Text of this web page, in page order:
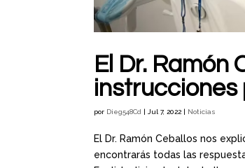
El Dr. Ramón
instrucciones
por Dieg548Cd |Jul 7, 2022 | Noticias
El Dr. Ramón Ceballos nos
encontrarás todas las